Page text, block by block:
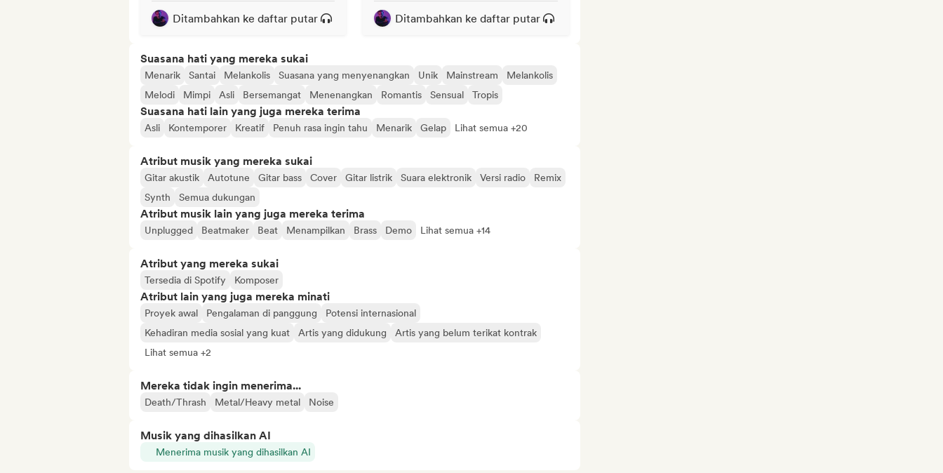
Ditambahkan ke daftar putar Ditambahkan ke daftar putar
Suasana hati yang mereka sukai
Menarik Santai Melankolis Suasana yang menyenangkan Unik Mainstream
Melankolis
Melodi
Mimpi Asli Bersemangat Menenangkan Romantis Sensual Tropis
Suasana hati lain yang juga mereka terima
Asli Kontemporer Kreatif Penuh rasa ingin tahu Menarik Gelap Lihat semua +20
Atribut musik yang mereka sukai
Gitar akustik Autotune Gitar bass Cover Gitar listrik Suara elektronik Versi radio
Remix
Synth
Semua dukungan
Atribut musik lain yang juga mereka terima
Unplugged Beatmaker Beat Menampilkan Brass Demo Lihat semua +14
Atribut yang mereka sukai
Tersedia di Spotify Komposer
Atribut lain yang juga mereka minati
Proyek awal Pengalaman di panggung
Potensi internasional
Kehadiran media sosial yang kuat
Artis yang didukung
Artis yang belum terikat kontrak
Lihat semua +2
Mereka tidak ingin menerima...
Death/Thrash Metal/Heavy metal Noise
Musik yang dihasilkan AI
Menerima musik yang dihasilkan AI